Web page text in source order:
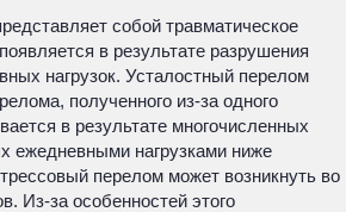
собой травматическое
в результате разрушения
нагрузок. Усталостный перелом
полученного из-за одного
в результате многочисленных
ежедневными нагрузками ниже
перелом может возникнуть во
Из-за особенностей этого